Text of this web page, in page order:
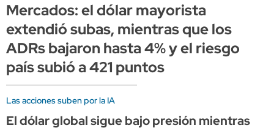
Mercados: el dólar mayorista
extendió subas, mientras que los
ADRs bajaron hasta 4% y el riesgo
país subió a 421 puntos
Las acciones suben por la IA
El dólar global sigue bajo presión mientras